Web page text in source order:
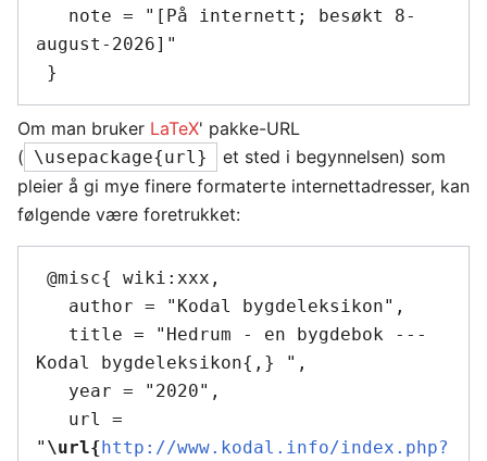
august-2026]"
Om man bruker LaTeX' pakke-URL
( \usepackage{url}
et sted i begynnelsen) som
pleier å gi mye finere formaterte internettadresser, kan
følgende være foretrukket:
Kodal bygdeleksikon{,} ",
" \url{http://www.kodal.info/index.php?